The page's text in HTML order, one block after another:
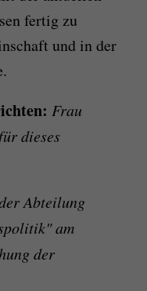
fertig zu
und in der
Frau
dieses
Abteilung
am
der